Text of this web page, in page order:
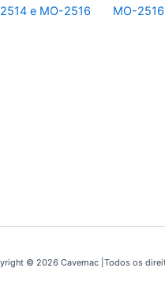
e MO-2516
MO-2516
© 2026 Cavemac |Todos os